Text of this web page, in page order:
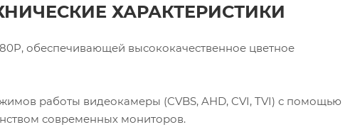
ХАРАКТЕРИСТИКИ
обеспечивающей высококачественное цветное
работы видеокамеры (CVBS, AHD, CVI, TVI) с помощью
современных мониторов.